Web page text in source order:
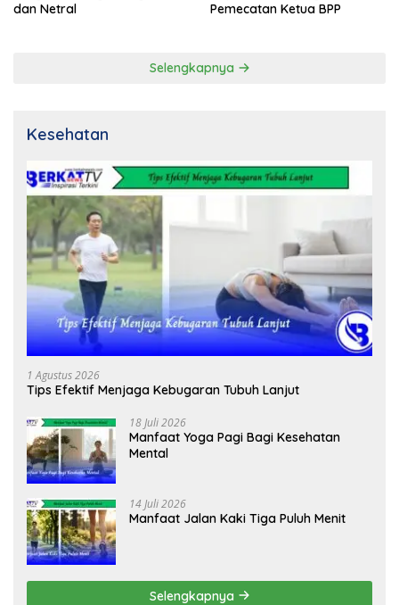
dan Netral
Pemecatan Ketua BPP
Selengkapnya
Kesehatan
1 Agustus 2026
Tips Efektif Menjaga Kebugaran Tubuh Lanjut
18 Juli 2026
Manfaat Yoga Pagi Bagi Kesehatan
Mental
14 Juli 2026
Manfaat Jalan Kaki Tiga Puluh Menit
Selengkapnya